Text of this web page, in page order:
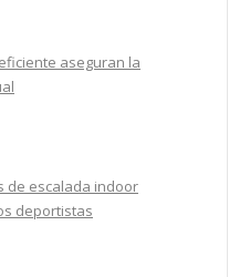
aseguran la
de escalada indoor
deportistas